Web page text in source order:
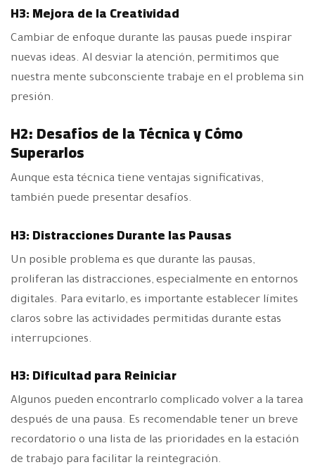
H3: Mejora de la Creatividad
Cambiar de enfoque durante las pausas puede inspirar
nuevas ideas. Al desviar la atención, permitimos que
nuestra mente subconsciente trabaje en el problema sin
presión.
H2: Desafíos de la Técnica y Cómo
Superarlos
Aunque esta técnica tiene ventajas significativas,
también puede presentar desafíos.
H3: Distracciones Durante las Pausas
Un posible problema es que durante las pausas,
proliferan las distracciones, especialmente en entornos
digitales. Para evitarlo, es importante establecer límites
claros sobre las actividades permitidas durante estas
interrupciones.
H3: Dificultad para Reiniciar
Algunos pueden encontrarlo complicado volver a la tarea
después de una pausa. Es recomendable tener un breve
recordatorio o una lista de las prioridades en la estación
de trabajo para facilitar la reintegración.